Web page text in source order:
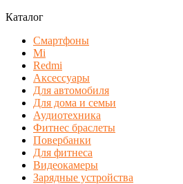
Каталог
Смартфоны
Mi
Redmi
Аксессуары
Для автомобиля
Для дома и семьи
Аудиотехника
Фитнес браслеты
Повербанки
Для фитнеса
Видеокамеры
Зарядные устройства